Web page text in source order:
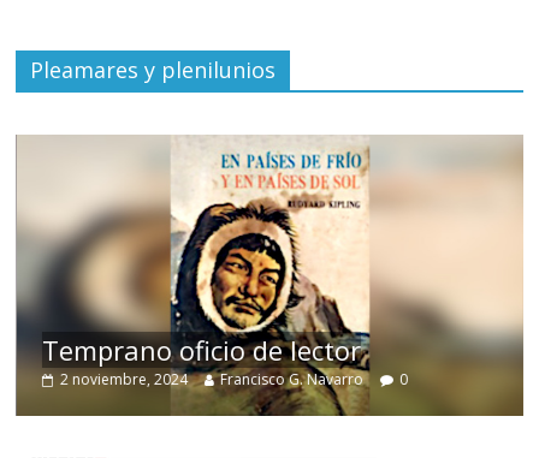
Pleamares y plenilunios
Temprano oficio de lector
2 noviembre, 2024 Francisco G. Navarro 0